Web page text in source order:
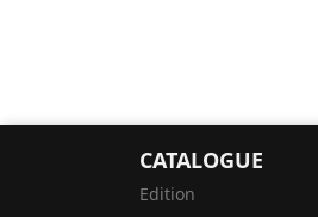
CATALOGUE
Edition